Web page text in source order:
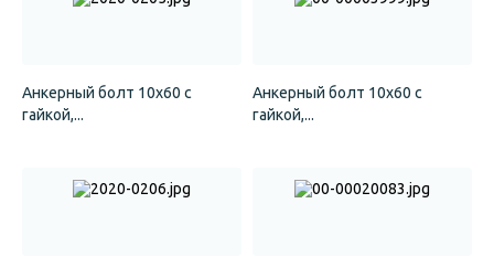
Анкерный болт 10х60 с
гайкой,...
Анкерный болт 10х60 с
гайкой,...